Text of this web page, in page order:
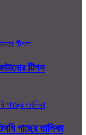
টিপস
গাছের তালিকা